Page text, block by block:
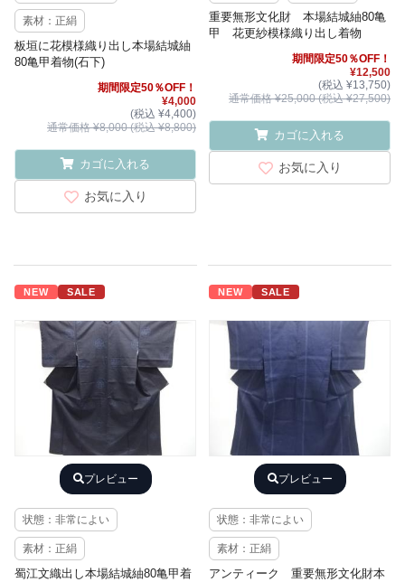
素材：正絹
板垣に花模様織り出し本場結城紬
80亀甲着物(石下)
期間限定50％OFF！
¥4,000
(税込 ¥4,400)
通常価格 ¥8,000 (税込 ¥8,800)
カゴに入れる
お気に入り
重要無形文化財 本場結城紬80亀
甲 花更紗模様織り出し着物
期間限定50％OFF！
¥12,500
(税込 ¥13,750)
通常価格 ¥25,000 (税込 ¥27,500)
カゴに入れる
お気に入り
NEW SALE
プレビュー
状態：非常によい
素材：正絹
蜀江文織出し本場結城紬80亀甲着
NEW SALE
プレビュー
状態：非常によい
素材：正絹
アンティーク 重要無形文化財本